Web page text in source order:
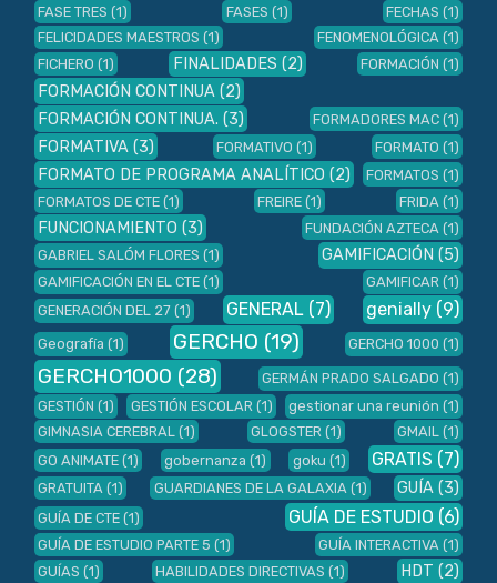
FASE TRES (1) FASES (1) FECHAS (1)
FELICIDADES MAESTROS (1) FENOMENOLÓGICA (1)
FICHERO (1) FINALIDADES (2) FORMACIÓN (1)
FORMACIÓN CONTINUA (2)
FORMACIÓN CONTINUA. (3) FORMADORES MAC (1)
FORMATIVA (3) FORMATIVO (1) FORMATO (1)
FORMATO DE PROGRAMA ANALÍTICO (2) FORMATOS (1)
FORMATOS DE CTE (1) FREIRE (1) FRIDA (1)
FUNCIONAMIENTO (3) FUNDACIÓN AZTECA (1)
GABRIEL SALÓM FLORES (1) GAMIFICACIÓN (5)
GAMIFICACIÓN EN EL CTE (1) GAMIFICAR (1)
GENERACIÓN DEL 27 (1) GENERAL (7) genially (9)
Geografía (1) GERCHO (19) GERCHO 1000 (1)
GERCHO1000 (28) GERMÁN PRADO SALGADO (1)
GESTIÓN (1) GESTIÓN ESCOLAR (1) gestionar una reunión (1)
GIMNASIA CEREBRAL (1) GLOGSTER (1) GMAIL (1)
GO ANIMATE (1) gobernanza (1) goku (1) GRATIS (7)
GRATUITA (1) GUARDIANES DE LA GALAXIA (1) GUÍA (3)
GUÍA DE CTE (1) GUÍA DE ESTUDIO (6)
GUÍA DE ESTUDIO PARTE 5 (1) GUÍA INTERACTIVA (1)
GUÍAS (1) HABILIDADES DIRECTIVAS (1) HDT (2)